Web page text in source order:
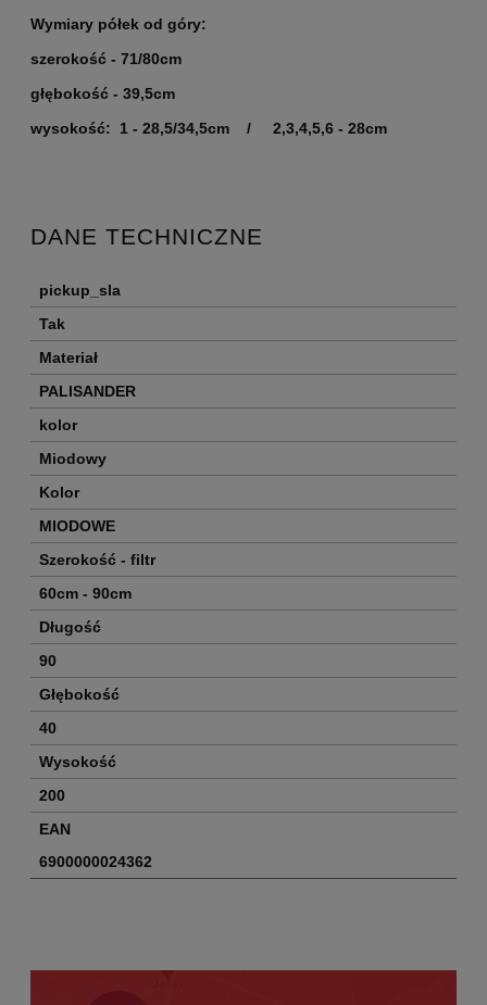
Wymiary półek od góry:
szerokość - 71/80cm
głębokość - 39,5cm
wysokość: 1 - 28,5/34,5cm / 2,3,4,5,6 - 28cm
DANE TECHNICZNE
pickup_sla
Tak
Materiał
PALISANDER
kolor
Miodowy
Kolor
MIODOWE
Szerokość - filtr
60cm - 90cm
Długość
90
Głębokość
40
Wysokość
200
EAN
6900000024362